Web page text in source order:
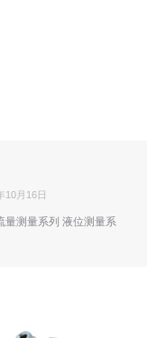
10月16日
量测量系列 液位测量系